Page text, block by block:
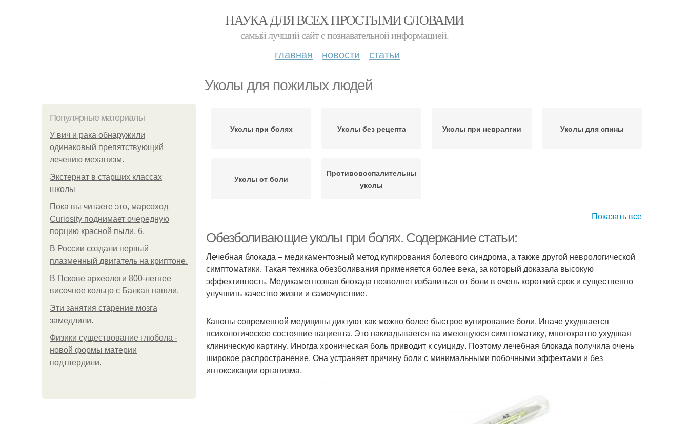
НАУКА ДЛЯ ВСЕХ ПРОСТЫМИ СЛОВАМИ
самый лучший сайт c познавательной информацией.
главная новости статьи
Уколы для пожилых людей
Популярные материалы
У вич и рака обнаружили
одинаковый препятствующий
лечению механизм.
Экстернат в старших классах
школы
Пока вы читаете это, марсоход
Curiosity поднимает очередную
порцию красной пыли. 6.
В России создали первый
плазменный двигатель на криптоне.
В Пскове археологи 800-летнее
височное кольцо с Балкан нашли.
Эти занятия старение мозга
замедлили.
Физики существование глюбола -
новой формы материи
подтвердили.
Уколы при болях Уколы без рецепта Уколы при невралгии Уколы для спины
Уколы от боли
Противовоспалительные
уколы
Показать все
Обезболивающие уколы при болях. Содержание статьи:
Лечебная блокада – медикаментозный метод купирования болевого синдрома, а также другой неврологической
симптоматики. Такая техника обезболивания применяется более века, за который доказала высокую
эффективность. Медикаментозная блокада позволяет избавиться от боли в очень короткий срок и существенно
улучшить качество жизни и самочувствие.
Каноны современной медицины диктуют как можно более быстрое купирование боли. Иначе ухудшается
психологическое состояние пациента. Это накладывается на имеющуюся симптоматику, многократно ухудшая
клиническую картину. Иногда хроническая боль приводит к суициду. Поэтому лечебная блокада получила очень
широкое распространение. Она устраняет причину боли с минимальными побочными эффектами и без
интоксикации организма.